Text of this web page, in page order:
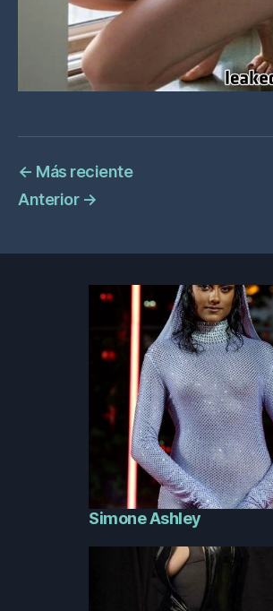
← Más reciente
Anterior →
Simone Ashley